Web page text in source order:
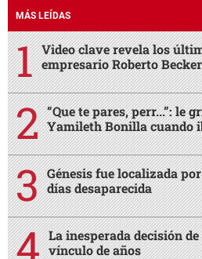
MÁS LEÍDAS
Video clave revela los
empresario Roberto
“Que te pares, perr...”: le
Yamileth Bonilla cuando
Génesis fue localizada
días desaparecida
La inesperada decisión
vínculo de años